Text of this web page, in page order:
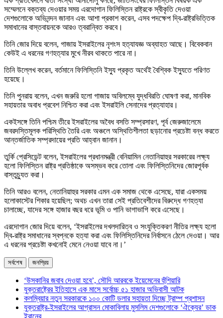
সম্মেলনে বক্তব্য দেওয়ার সময় এরদোগান ফিলিস্তিন রাষ্ট্রকে স্বীকৃতি দেওয়া
দেশগুলোকে অভিনন্দন জানান এবং আশা প্রকাশ করেন, এসব পদক্ষেপ দ্বি-রাষ্ট্রভিত্তিক
সমাধানের বাস্তবায়নকে আরও ত্বরান্বিত করবে।
তিনি জোর দিয়ে বলেন, গাজায় ইসরাইলের নৃশংস হত্যাযজ্ঞ অব্যাহত আছে। বিবেকবান
কেউই এ ধরনের গণহত্যার মুখে নীরব থাকতে পারে না।
তিনি উল্লেখ করেন, বর্তমানে ফিলিস্তিনি ইস্যু প্রকৃত অর্থেই বৈশ্বিক ইস্যুতে পরিণত
হয়েছে।
তিনি পুনরায় বলেন, এখন জরুরি হলো গাজায় অবিলম্বে যুদ্ধবিরতি ঘোষণা করা, মানবিক
সহায়তার অবাধ প্রবেশ নিশ্চিত করা এবং ইসরাইলি সেনাদের প্রত্যাহার।
একইসঙ্গে তিনি পশ্চিম তীরে ইসরাইলের অবৈধ বসতি সম্প্রসারণ, পূর্ব জেরুজালেমে
জবরদস্তিমূলক পরিস্থিতি তৈরি এবং অঞ্চলে অস্থিতিশীলতা ছড়ানোর প্রচেষ্টা বন্ধ করতে
আন্তর্জাতিক সম্প্রদায়ের প্রতি আহ্বান জানান।
তুর্কি প্রেসিডেন্ট বলেন, ইসরাইলের প্রধানমন্ত্রী বেনিয়ামিন নেতানিয়াহুর সরকারের লক্ষ্য
হলো ফিলিস্তিন রাষ্ট্র প্রতিষ্ঠাকে অসম্ভব করে তোলা এবং ফিলিস্তিনিদের জোরপূর্বক
বাস্তুচ্যুত করা।
তিনি আরও বলেন, নেতানিয়াহুর সরকার এমন এক সমাজ থেকে এসেছে, যারা একসময়
হলোকাস্টের শিকার হয়েছিল; অথচ এখন তারা সেই প্রতিবেশীদের বিরুদ্ধে গণহত্যা
চালাচ্ছে, যাদের সঙ্গে হাজার বছর ধরে ভূমি ও পানি ভাগাভাগি করে এসেছে।
এরদোগান জোর দিয়ে বলেন, ‘ইসরাইলের দখলদারিত্ব ও সংযুক্তিকরণ নীতির লক্ষ্য হলো
দ্বি-রাষ্ট্র সমাধানের স্বপ্নকে হত্যা করা এবং ফিলিস্তিনিদের নির্বাসনে ঠেলে দেওয়া। আর
এ ধরনের প্রচেষ্টা কখনোই মেনে নেওয়া যাবে না।’
সর্বশেষ জনপ্রিয়
‘উসকানির জবাব দেওয়া হবে’, সৌদি আরবকে ইয়েমেনের হুঁশিয়ারি
যুক্তরাষ্ট্রের ইতিহাসে এক মাসে সর্বোচ্চ ৫১ হাজার অভিবাসী আটক
কলম্বিয়ার নতুন সরকারকে ১০০ কোটি ডলার সহায়তা দিচ্ছে ট্রাম্প প্রশাসন
যুক্তরাষ্ট্র-ইসরাইলের আগ্রাসন মোকাবিলায় মুসলিম দেশগুলোকে ‘ঐক্যের’ ডাক
ইরানের